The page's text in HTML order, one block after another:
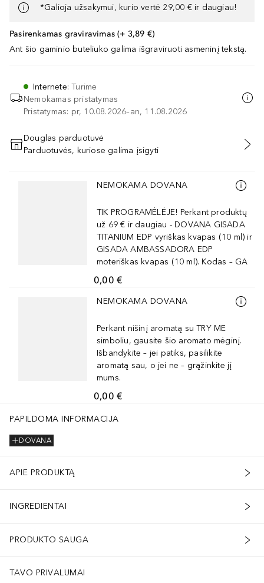
*Galioja užsakymui, kurio vertė 29,00 € ir daugiau!
Pasirenkamas graviravimas (+ 3,89 €)
Ant šio gaminio buteliuko galima išgraviruoti asmeninį tekstą.
Internete:Turime
Nemokamas pristatymas
Pristatymas: pr, 10.08.2026–an, 11.08.2026
PRIDĖTI Į KREPŠELĮ
Douglas parduotuvė
Parduotuvės, kuriose galima įsigyti
Praleisti slankiklį
NEMOKAMA DOVANA
TIK PROGRAMĖLĖJE! Perkant produktų
už 69 € ir daugiau - DOVANA GISADA
TITANIUM EDP vyriškas kvapas (10 ml) ir
GISADA AMBASSADORA EDP
moteriškas kvapas (10 ml). Kodas – GA
0,00 €
Praleisti slankiklį
NEMOKAMA DOVANA
Perkant nišinį aromatą su TRY ME
simboliu, gausite šio aromato mėginį.
Išbandykite – jei patiks, pasilikite
aromatą sau, o jei ne – grąžinkite jį
mums.
0,00 €
PAPILDOMA INFORMACIJA
DOVANA
APIE PRODUKTĄ
INGREDIENTAI
PRODUKTO SAUGA
TAVO PRIVALUMAI